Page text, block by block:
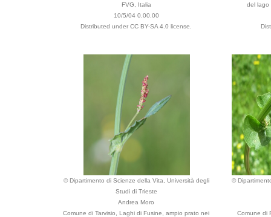
FVG, Italia
10/5/04 0.00.00
Distributed under CC BY-SA 4.0 license.
del lago
© Dipartimento di Scienze della Vita, Università degli
Studi di Trieste
Andrea Moro
Comune di Tarvisio, Laghi di Fusine, ampio prato nei
©
Comune di